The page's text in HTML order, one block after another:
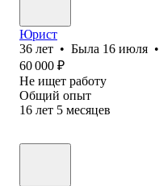
Юрист
36 лет • Была 16 июля •
60 000 ₽
Не ищет работу
Общий опыт
16 лет 5 месяцев